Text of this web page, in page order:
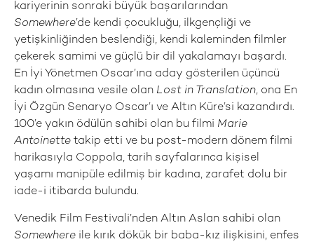
kariyerinin sonraki büyük başarılarından
Somewhere’de kendi çocukluğu, ilkgençliği ve
yetişkinliğinden beslendiği, kendi kaleminden filmler
çekerek samimi ve güçlü bir dil yakalamayı başardı.
En İyi Yönetmen Oscar’ına aday gösterilen üçüncü
kadın olmasına vesile olan Lost in Translation, ona En
İyi Özgün Senaryo Oscar’ı ve Altın Küre’si kazandırdı.
100’e yakın ödülün sahibi olan bu filmi Marie
Antoinette takip etti ve bu post-modern dönem filmi
harikasıyla Coppola, tarih sayfalarınca kişisel
yaşamı manipüle edilmiş bir kadına, zarafet dolu bir
iade-i itibarda bulundu.
Venedik Film Festivali’nden Altın Aslan sahibi olan
Somewhere ile kırık dökük bir baba-kız ilişkisini, enfes